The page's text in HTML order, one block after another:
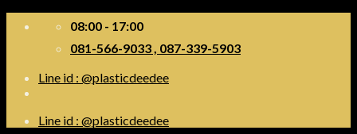
08:00 - 17:00
081-566-9033 , 087-339-5903
Line id : @plasticdeedee
Line id : @plasticdeedee